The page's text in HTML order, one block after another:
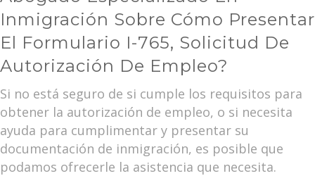
Inmigración Sobre Cómo Presentar
El Formulario I-765, Solicitud De
Autorización De Empleo?
Si no está seguro de si cumple los requisitos para
obtener la autorización de empleo, o si necesita
ayuda para cumplimentar y presentar su
documentación de inmigración, es posible que
podamos ofrecerle la asistencia que necesita.